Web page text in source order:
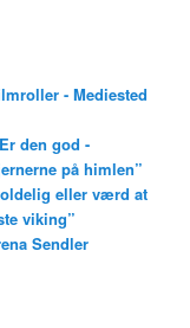
- Mediested
den god -
på himlen”
eller værd at
viking”
Sendler